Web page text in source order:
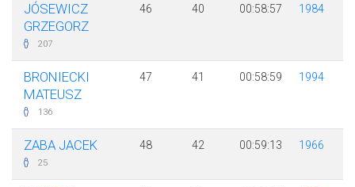
JÓSEWICZ
GRZEGORZ
207
46 40 00:58:57 1984
BRONIECKI
MATEUSZ
136
47 41 00:58:59 1994
ZABA JACEK
25
48 42 00:59:13 1966